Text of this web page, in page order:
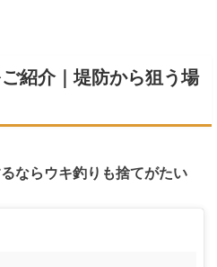
紹介｜堤防から狙う場
ならウキ釣りも捨てがたい